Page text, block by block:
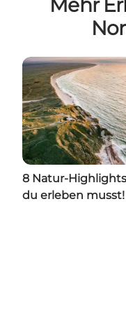
Mehr
8 Natur-
du erleben musst!